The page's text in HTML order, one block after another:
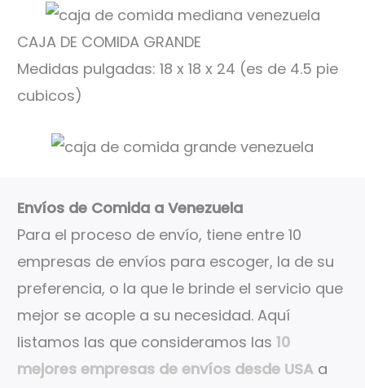
CAJA DE COMIDA GRANDE
Medidas pulgadas: 18 x 18 x 24 (es de 4.5 pie
cubicos)
Envíos de Comida a Venezuela
Para el proceso de envío, tiene entre 10
empresas de envíos para escoger, la de su
preferencia, o la que le brinde el servicio que
mejor se acople a su necesidad. Aquí
listamos las que consideramos las 10
mejores empresas de envíos desde USA a